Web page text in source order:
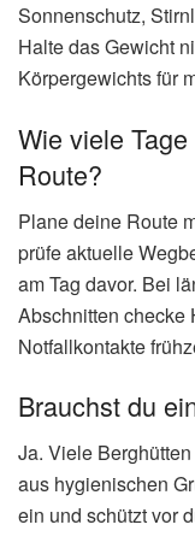
Sonnenschutz,
Halte das Gewicht
Körpergewichts für
Wie viele
Route?
Plane deine Route
prüfe aktuelle
am Tag davor. Bei
Abschnitten checke
Notfallkontakte
Brauchst du
Ja. Viele
aus hygienischen
ein und schützt vor